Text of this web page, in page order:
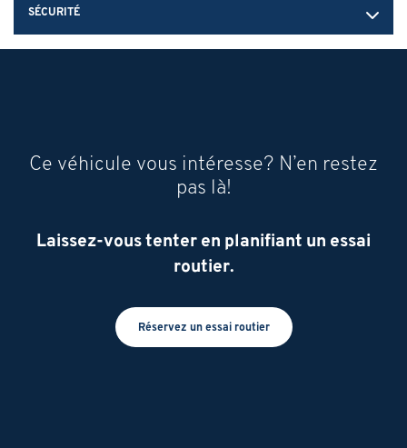
SÉCURITÉ
Ce véhicule vous intéresse? N’en restez
pas là!
Laissez-vous tenter en planifiant un essai
routier.
Réservez un essai routier